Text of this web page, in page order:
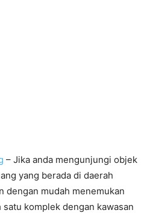
– Jika anda mengunjungi objek
yang berada di daerah
dengan mudah menemukan
komplek dengan kawasan